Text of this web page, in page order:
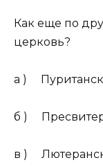
Как еще по
церковь?
а )
б )
в )